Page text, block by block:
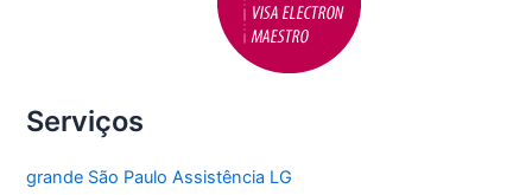
Serviços
grande São Paulo Assistência LG